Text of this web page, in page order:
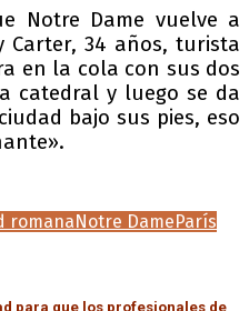
Notre Dame vuelve a
Carter, 34 años, turista
en la cola con sus dos
catedral y luego se da
bajo sus pies, eso
romanaNotre DameParís
para que los profesionales de